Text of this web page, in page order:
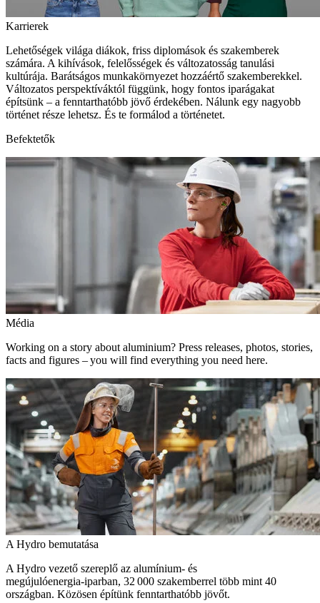
Karrierek
Lehetőségek világa diákok, friss diplomások és szakemberek
számára. A kihívások, felelősségek és változatosság tanulási
kultúrája. Barátságos munkakörnyezet hozzáértő szakemberekkel.
Változatos perspektíváktól függünk, hogy fontos iparágakat
építsünk – a fenntarthatóbb jövő érdekében. Nálunk egy nagyobb
történet része lehetsz. És te formálod a történetet.
Befektetők
Média
Working on a story about aluminium? Press releases, photos, stories,
facts and figures – you will find everything you need here.
A Hydro bemutatása
A Hydro vezető szereplő az alumínium- és
megújulóenergia‑iparban, 32 000 szakemberrel több mint 40
országban. Közösen építünk fenntarthatóbb jövőt.